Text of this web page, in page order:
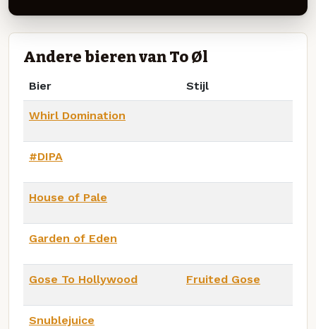
Andere bieren van To Øl
Bier Stijl
Whirl Domination
#DIPA
House of Pale
Garden of Eden
Gose To Hollywood Fruited Gose
Snublejuice